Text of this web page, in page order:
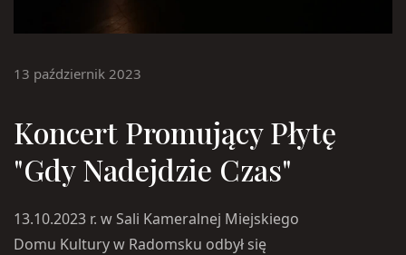
13 październik 2023
Koncert Promujący Płytę
"Gdy Nadejdzie Czas"
13.10.2023 r. w Sali Kameralnej Miejskiego
Domu Kultury w Radomsku odbył się